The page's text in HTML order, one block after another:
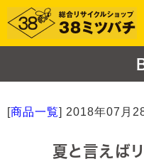
[商品一覧] 2018年07月
夏と言えば